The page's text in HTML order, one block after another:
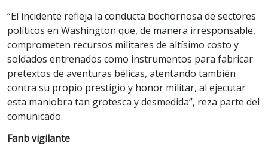
“El incidente refleja la conducta bochornosa de sectores
políticos en Washington que, de manera irresponsable,
comprometen recursos militares de altísimo costo y
soldados entrenados como instrumentos para fabricar
pretextos de aventuras bélicas, atentando también
contra su propio prestigio y honor militar, al ejecutar
esta maniobra tan grotesca y desmedida”, reza parte del
comunicado.
Fanb vigilante